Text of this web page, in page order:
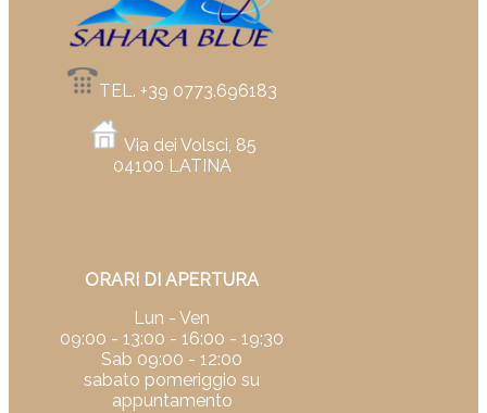
TEL. +39 0773.696183
Via dei Volsci, 85
04100 LATINA
ORARI DI APERTURA
Lun - Ven
09:00 - 13:00 - 16:00 - 19:30
Sab 09:00 - 12:00
sabato pomeriggio su
appuntamento